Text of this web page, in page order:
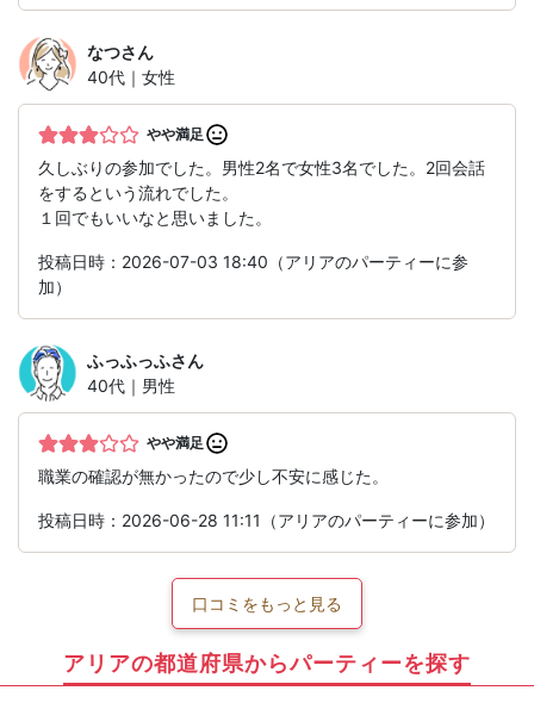
なつさん
40代｜女性
やや満足
久しぶりの参加でした。男性2名で女性3名でした。2回会話
をするという流れでした。
１回でもいいなと思いました。
投稿日時：2026-07-03 18:40（アリアのパーティーに参
加）
ふっふっふさん
40代｜男性
やや満足
職業の確認が無かったので少し不安に感じた。
投稿日時：2026-06-28 11:11（アリアのパーティーに参加）
口コミをもっと見る
アリアの都道府県からパーティーを探す